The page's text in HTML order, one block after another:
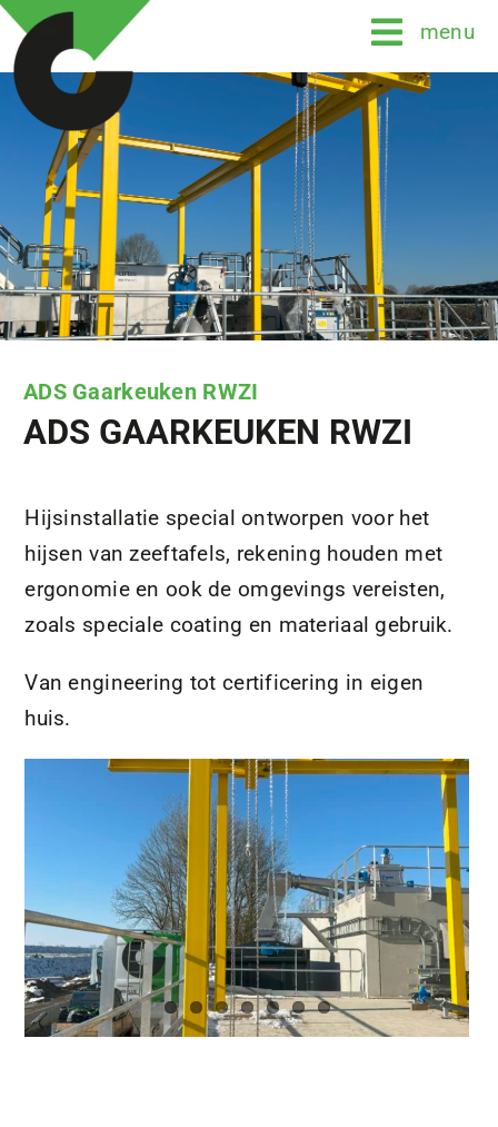
Skip
to
content
menu
ADS Gaarkeuken RWZI
ADS GAARKEUKEN RWZI
Hijsinstallatie special ontworpen voor het
hijsen van zeeftafels, rekening houden met
ergonomie en ook de omgevings vereisten,
zoals speciale coating en materiaal gebruik.
Van engineering tot certificering in eigen
huis.